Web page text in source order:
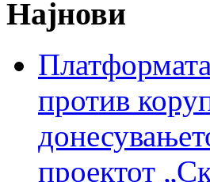
Најнови
против
проектот